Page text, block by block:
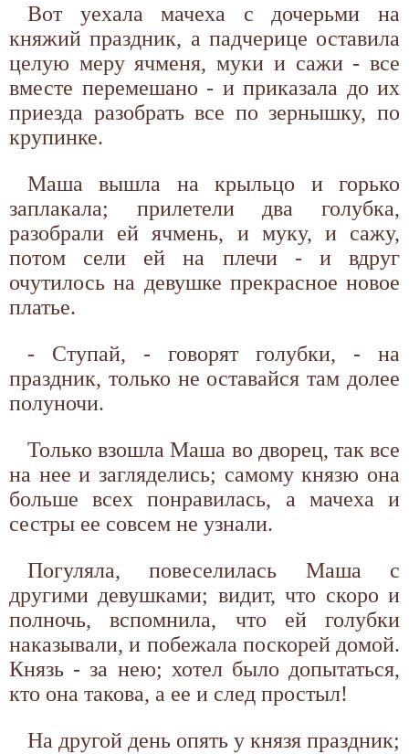
Вот уехала мачеха с дочерьми на
княжий праздник, а падчерице оставила
целую меру ячменя, муки и сажи - все
вместе перемешано - и приказала до их
приезда разобрать все по зернышку, по
крупинке.
Маша вышла на крыльцо и горько
заплакала; прилетели два голубка,
разобрали ей ячмень, и муку, и сажу,
потом сели ей на плечи - и вдруг
очутилось на девушке прекрасное новое
платье.
- Ступай, - говорят голубки, - на
праздник, только не оставайся там долее
полуночи.
Только взошла Маша во дворец, так все
на нее и загляделись; самому князю она
больше всех понравилась, а мачеха и
сестры ее совсем не узнали.
Погуляла, повеселилась Маша с
другими девушками; видит, что скоро и
полночь, вспомнила, что ей голубки
наказывали, и побежала поскорей домой.
Князь - за нею; хотел было допытаться,
кто она такова, а ее и след простыл!
На другой день опять у князя праздник;